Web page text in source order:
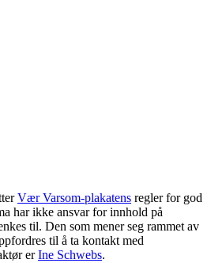
Vær Varsom-plakatens regler for god
har ikke ansvar for innhold på
til. Den som mener seg rammet av
til å ta kontakt med
er Ine Schwebs.